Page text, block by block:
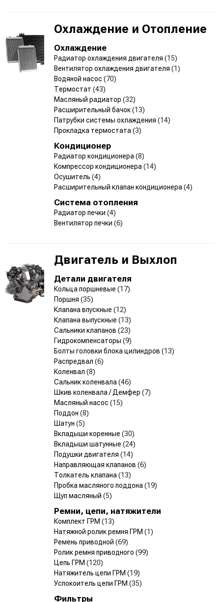
Охлаждение и Отопление
Охлаждение
Радиатор охлаждения двигателя (15)
Вентилятор охлаждения двигателя (1)
Водяной насос (70)
Термостат (43)
Масляный радиатор (32)
Расширительный бачок(13)
Патрубки системы охлаждения (14)
Прокладка термостата (3)
Кондиционер
Радиатор кондиционера (8)
Компрессор кондиционера (14)
Осушитель (4)
Расширительный клапан кондиционера (4)
Система отопления
Радиатор печки (4)
Вентилятор печки (6)
Двигатель и Выхлоп
Детали двигателя
Кольца поршневые (17)
Поршня (35)
Клапана впускные (12)
Клапана выпускные (13)
Сальники клапанов (23)
Гидрокомпенсаторы (9)
Болты головки блока цилиндров (13)
Распредвал (6)
Коленвал (8)
Сальник коленвала (46)
Шкив коленвала / Демфер (7)
Масляный насос (15)
Поддон (8)
Шатун (5)
Вкладыши коренные (30)
Вкладыши шатунные (24)
Подушки двигателя (14)
Направляющая клапанов (6)
Толкатель клапана (13)
Пробка масляного поддона (19)
Щуп масляный (5)
Ремни, цепи, натяжители
Комплект ГРМ (13)
Натяжной ролик ремня ГРМ (1)
Ремень приводной (69)
Ролик ремня приводного (99)
Цепь ГРМ (120)
Натяжитель цепи ГРМ (19)
Успокоитель цепи ГРМ (35)
Фильтры